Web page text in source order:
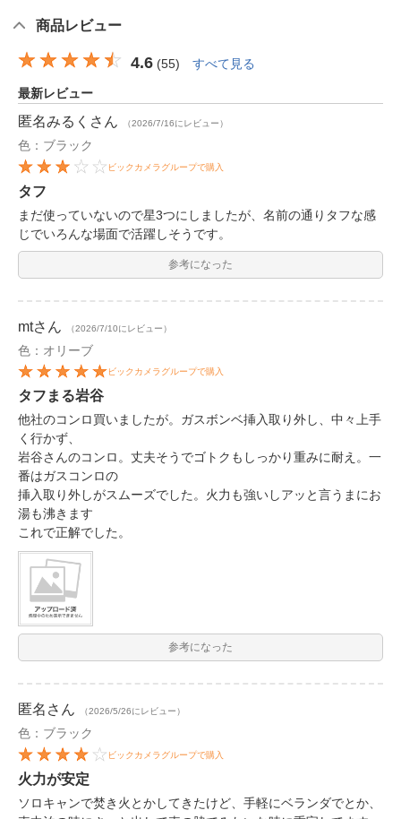
商品レビュー
4.6 (55) すべて見る
最新レビュー
匿名みるく さん （2026/7/16にレビュー）
色：ブラック
ビックカメラグループで購入
タフ
まだ使っていないので星3つにしましたが、名前の通りタフな感
じでいろんな場面で活躍しそうです。
参考になった
mtさん （2026/7/10にレビュー）
色：オリーブ
ビックカメラグループで購入
タフまる岩谷
他社のコンロ買いましたが。ガスボンベ挿入取り外し、中々上手
く行かず、
岩谷さんのコンロ。丈夫そうでゴトクもしっかり重みに耐え。一
番はガスコンロの
挿入取り外しがスムーズでした。火力も強いしアッと言うまにお
湯も沸きます
これで正解でした。
参考になった
匿名 さん （2026/5/26にレビュー）
色：ブラック
ビックカメラグループで購入
火力が安定
ソロキャンで焚き火とかしてきたけど、手軽にベランダでとか、